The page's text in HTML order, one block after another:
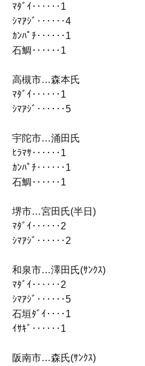
ﾏﾀﾞｲ‥‥‥1
ｼﾏｱｼﾞ‥‥‥4
ｶﾝﾊﾟﾁ‥‥‥1
石鯛‥‥‥1
高槻市…森本氏
ﾏﾀﾞｲ‥‥‥1
ｼﾏｱｼﾞ‥‥‥5
宇陀市…涌田氏
ﾋﾗﾏｻ‥‥‥1
ｶﾝﾊﾟﾁ‥‥‥1
石鯛‥‥‥1
堺市…宮田氏(半日)
ﾏﾀﾞｲ‥‥‥2
ｼﾏｱｼﾞ‥‥‥2
和泉市…澤田氏(ｻﾝｸｽ)
ﾏﾀﾞｲ‥‥‥2
ｼﾏｱｼﾞ‥‥‥5
石垣ﾀﾞｲ‥‥1
ｲｻｷﾞ‥‥‥1
阪南市…森氏(ｻﾝｸｽ)